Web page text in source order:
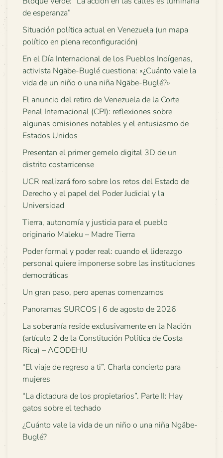
de esperanza”
Situación política actual en Venezuela (un mapa
político en plena reconfiguración)
En el Día Internacional de los Pueblos Indígenas,
activista Ngäbe-Buglé cuestiona: «¿Cuánto vale la
vida de un niño o una niña Ngäbe-Buglé?»
El anuncio del retiro de Venezuela de la Corte
Penal Internacional (CPI): reflexiones sobre
algunas omisiones notables y el entusiasmo de
Estados Unidos
Presentan el primer gemelo digital 3D de un
distrito costarricense
UCR realizará foro sobre los retos del Estado de
Derecho y el papel del Poder Judicial y la
Universidad
Tierra, autonomía y justicia para el pueblo
originario Maleku – Madre Tierra
Poder formal y poder real: cuando el liderazgo
personal quiere imponerse sobre las instituciones
democráticas
Un gran paso, pero apenas comenzamos
Panoramas SURCOS | 6 de agosto de 2026
La soberanía reside exclusivamente en la Nación
(artículo 2 de la Constitución Política de Costa
Rica) – ACODEHU
“El viaje de regreso a ti”. Charla concierto para
mujeres
“La dictadura de los propietarios”. Parte II: Hay
gatos sobre el techado
¿Cuánto vale la vida de un niño o una niña Ngäbe-
Buglé?